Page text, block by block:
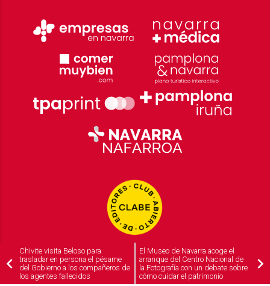
Chivite visita Beloso para
trasladar en persona el pésame
del Gobierno a los compañeros de
los agentes fallecidos
El Museo de Navarra acoge el
arranque del Centro Nacional de
la Fotografía con un debate sobre
cómo cuidar el patrimonio